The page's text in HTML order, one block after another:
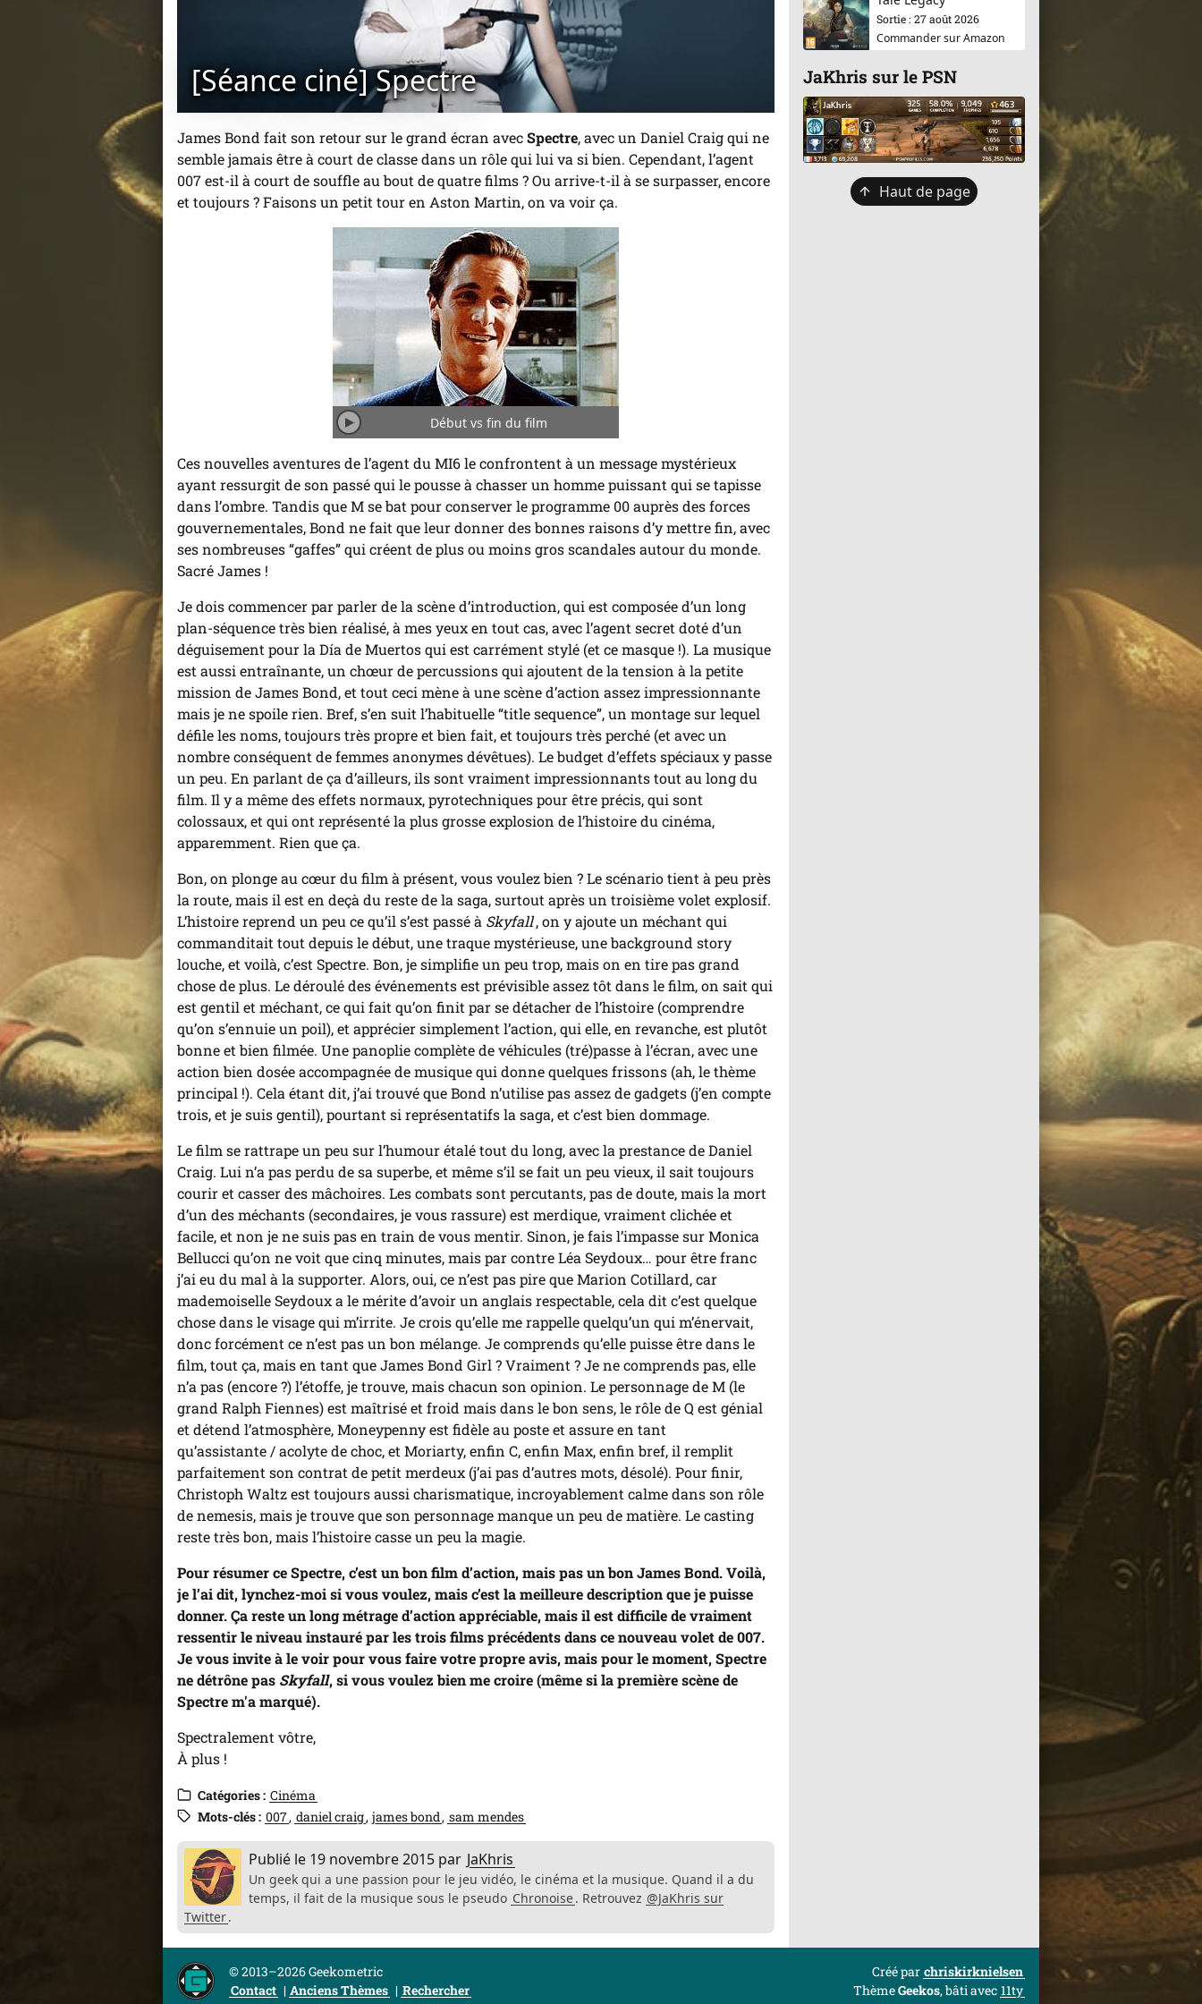
[Séance ciné] Spectre
James Bond fait son retour sur le grand écran avecSpectre, avec un Daniel Craig qui ne
semble jamais être à court de classe dans un rôle qui lui va si bien. Cependant, l’agent
007 est-il à court de souffle au bout de quatre films ? Ou arrive-t-il à se surpasser, encore
et toujours ? Faisons un petit tour en Aston Martin, on va voir ça.
Jouer/Arrêter
l'animation
Début vs fin du film
Ces nouvelles aventures de l’agent du MI6 le confrontent à un message mystérieux
ayant ressurgit de son passé qui le pousse à chasser un homme puissant qui se tapisse
dans l’ombre. Tandis que M se bat pour conserver le programme 00 auprès des forces
gouvernementales, Bond ne fait que leur donner des bonnes raisons d’y mettre fin, avec
ses nombreuses “gaffes” qui créent de plus ou moins gros scandales autour du monde.
Sacré James !
Je dois commencer par parler de la scène d’introduction, qui est composée d’un long
plan-séquence très bien réalisé, à mes yeux en tout cas, avec l’agent secret doté d’un
déguisement pour la Día de Muertos qui est carrément stylé (et ce masque !). La musique
est aussi entraînante, un chœur de percussions qui ajoutent de la tension à la petite
mission de James Bond, et tout ceci mène à une scène d’action assez impressionnante
mais je ne spoile rien. Bref, s’en suit l’habituelle “title sequence”, un montage sur lequel
défile les noms, toujours très propre et bien fait, et toujours très perché (et avec un
nombre conséquent de femmes anonymes dévêtues). Le budget d’effets spéciaux y passe
un peu. En parlant de ça d’ailleurs, ils sont vraiment impressionnants tout au long du
film. Il y a même des effets normaux, pyrotechniques pour être précis, qui sont
colossaux, et qui ont représenté la plus grosse explosion de l’histoire du cinéma,
apparemment. Rien que ça.
Bon, on plonge au cœur du film à présent, vous voulez bien ? Le scénario tient à peu près
la route, mais il est en deçà du reste de la saga, surtout après un troisième volet explosif.
L’histoire reprend un peu ce qu’il s’est passé à Skyfall, on y ajoute un méchant qui
commanditait tout depuis le début, une traque mystérieuse, une background story
louche, et voilà, c’est Spectre. Bon, je simplifie un peu trop, mais on en tire pas grand
chose de plus. Le déroulé des événements est prévisible assez tôt dans le film, on sait qui
est gentil et méchant, ce qui fait qu’on finit par se détacher de l’histoire (comprendre
qu’on s’ennuie un poil), et apprécier simplement l’action, qui elle, en revanche, est plutôt
bonne et bien filmée. Une panoplie complète de véhicules (tré)passe à l’écran, avec une
action bien dosée accompagnée de musique qui donne quelques frissons (ah, le thème
principal !). Cela étant dit, j’ai trouvé que Bond n’utilise pas assez de gadgets (j’en compte
trois, et je suis gentil), pourtant si représentatifs la saga, et c’est bien dommage.
Le film se rattrape un peu sur l’humour étalé tout du long, avec la prestance de Daniel
Craig. Lui n’a pas perdu de sa superbe, et même s’il se fait un peu vieux, il sait toujours
courir et casser des mâchoires. Les combats sont percutants, pas de doute, mais la mort
d’un des méchants (secondaires, je vous rassure) est merdique, vraiment clichée et
facile, et non je ne suis pas en train de vous mentir. Sinon, je fais l’impasse sur Monica
Bellucci qu’on ne voit que cinq minutes, mais par contre Léa Seydoux… pour être franc
j’ai eu du mal à la supporter. Alors, oui, ce n’est pas pire que Marion Cotillard, car
mademoiselle Seydoux a le mérite d’avoir un anglais respectable, cela dit c’est quelque
chose dans le visage qui m’irrite. Je crois qu’elle me rappelle quelqu’un qui m’énervait,
donc forcément ce n’est pas un bon mélange. Je comprends qu’elle puisse être dans le
film, tout ça, mais en tant que James Bond Girl ? Vraiment ? Je ne comprends pas, elle
n’a pas (encore ?) l’étoffe, je trouve, mais chacun son opinion. Le personnage de M (le
grand Ralph Fiennes) est maîtrisé et froid mais dans le bon sens, le rôle de Q est génial
et détend l’atmosphère, Moneypenny est fidèle au poste et assure en tant
qu’assistante / acolyte de choc, et Moriarty, enfin C, enfin Max, enfin bref, il remplit
parfaitement son contrat de petit merdeux (j’ai pas d’autres mots, désolé). Pour finir,
Christoph Waltz est toujours aussi charismatique, incroyablement calme dans son rôle
de nemesis, mais je trouve que son personnage manque un peu de matière. Le casting
reste très bon, mais l’histoire casse un peu la magie.
Pour résumer ce Spectre, c’est un bon film d’action, mais pas un bon James Bond. Voilà,
je l’ai dit, lynchez-moi si vous voulez, mais c’est la meilleure description que je puisse
donner. Ça reste un long métrage d’action appréciable, mais il est difficile de vraiment
ressentir le niveau instauré par les trois films précédents dans ce nouveau volet de 007.
Je vous invite à le voir pour vous faire votre propre avis, mais pour le moment, Spectre
ne détrône pas Skyfall, si vous voulez bien me croire (même si la première scène de
Spectre m'a marqué).
Spectralement vôtre,
À plus !
Catégories : Cinéma
Mots-clés : 007 daniel craig james bond sam mendes
Publié le 19 novembre 2015 par JaKhris
Un geek qui a une passion pour le jeu vidéo, le cinéma et la musique. Quand il a du
temps, il fait de la musique sous le pseudo Chronoise. Retrouvez @JaKhris sur
Twitter.
Sortie : 27 août 2026
Commander sur Amazon
JaKhris sur le PSN
Retour
Haut de page
© 2013–2026 Geekometric
Contact
Anciens Thèmes Rechercher
Créé par chriskirknielsen
ThèmeGeekos, bâti avec 11ty